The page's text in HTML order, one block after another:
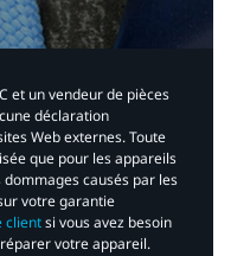
et un vendeur de pièces
déclaration
Web externes. Toute
que pour les appareils
causés par les
votre garantie
clientsi vous avez besoin
réparer votre appareil.​